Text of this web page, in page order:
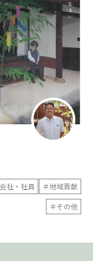
社・社員
＃地域貢献
＃その他